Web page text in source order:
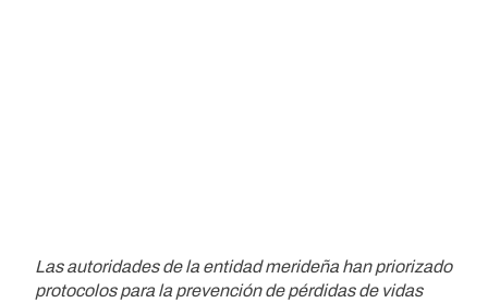
Las autoridades de la entidad merideña han priorizado
protocolos para la prevención de pérdidas de vidas